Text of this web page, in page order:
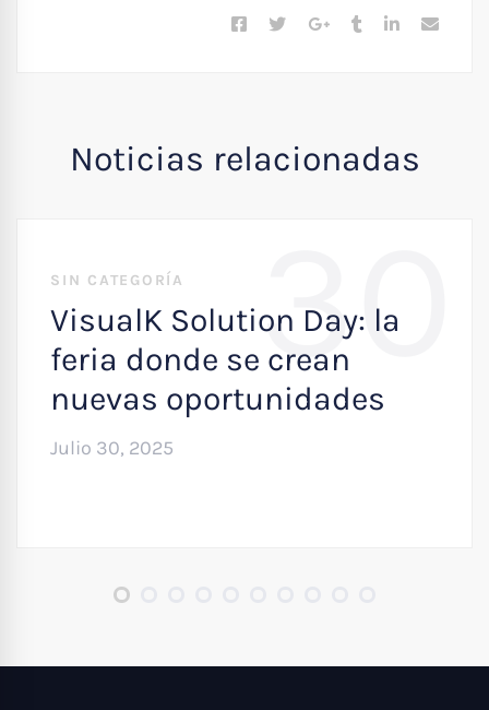
Noticias relacionadas
30
SIN CATEGORÍA
VisualK Solution Day: la
feria donde se crean
nuevas oportunidades
Julio 30, 2025